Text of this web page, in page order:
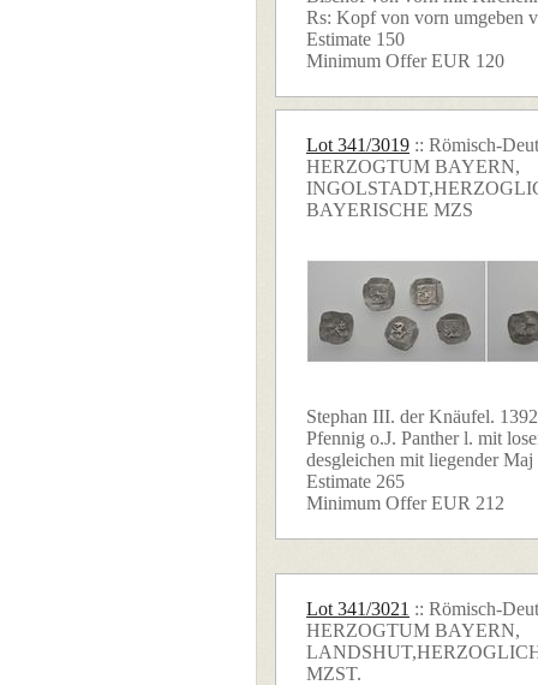
Rs: Kopf von vorn umgeben
Estimate 150
Minimum Offer EUR 120
Lot 341/3019 :: Römisch-
HERZOGTUM BAYERN,
BAYERISCHE MZS
Stephan III. der Knäufel.
Pfennig o.J. Panther l. mit
desgleichen mit liegender Maj
Estimate 265
Minimum Offer EUR 212
Lot 341/3021 :: Römisch-
HERZOGTUM BAYERN,
MZST.